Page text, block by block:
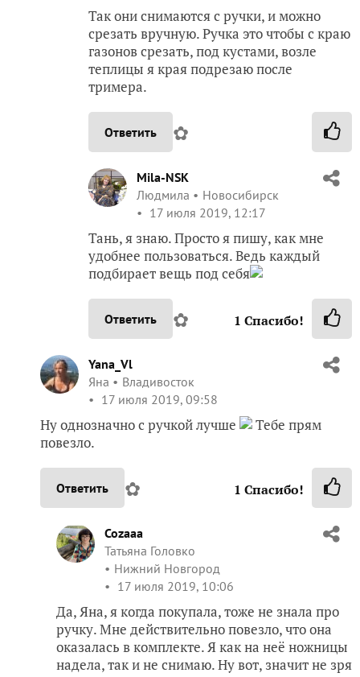
Так они снимаются с ручки, и можно
срезать вручную. Ручка это чтобы с краю
газонов срезать, под кустами, возле
теплицы я края подрезаю после
тримера.
Ответить ✿
Mila-NSK
Людмила
Новосибирск
17 июля 2019, 12:17
Тань, я знаю. Просто я пишу, как мне
удобнее пользоваться. Ведь каждый
подбирает вещь под себя
Ответить ✿ 1 Спасибо!
Yana_Vl
Яна
Владивосток
17 июля 2019, 09:58
Ну однозначно с ручкой лучше
Тебе прям
повезло.
Ответить ✿ 1 Спасибо!
Cozaaa
Татьяна Головко
Нижний Новгород
17 июля 2019, 10:06
Да, Яна, я когда покупала, тоже не знала про
ручку. Мне действительно повезло, что она
оказалась в комплекте. Я как на неё ножницы
надела, так и не снимаю. Ну вот, значит не зря